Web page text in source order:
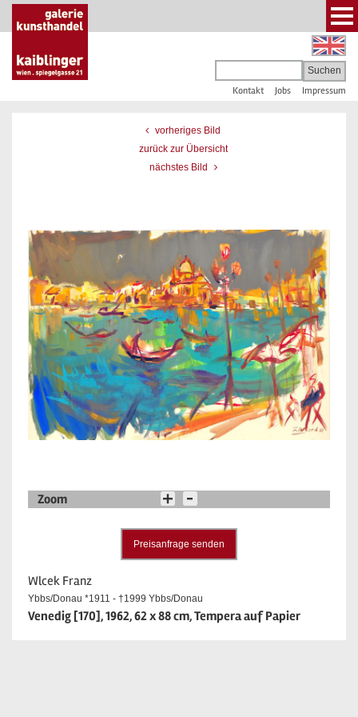
Kontakt Jobs Impressum
vorheriges Bild
zurück zur Übersicht
nächstes Bild
Zoom
Preisanfrage senden
Wlcek Franz
Ybbs/Donau *1911 - †1999 Ybbs/Donau
Venedig [170], 1962, 62 x 88 cm, Tempera auf Papier